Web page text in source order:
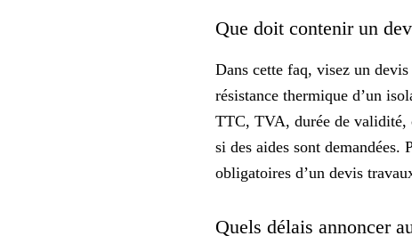
Que doit contenir un
Dans cette faq, visez un
résistance thermique d’un
TTC, TVA, durée de validité,
si des aides sont
obligatoires d’un devis
Quels délais annoncer